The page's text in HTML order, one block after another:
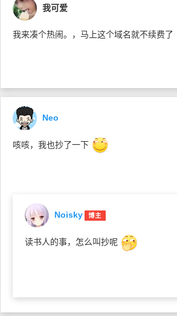
我可爱
我来凑个热闹。，马上这个域名就不续费了
Neo
咳咳，我也抄了一下
Noisky 博主
读书人的事，怎么叫抄呢